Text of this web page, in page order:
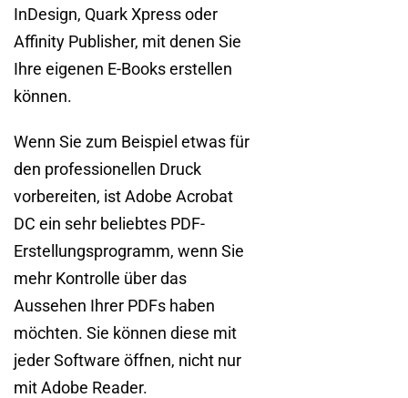
InDesign, Quark Xpress oder
Affinity Publisher, mit denen Sie
Ihre eigenen E-Books erstellen
können.
Wenn Sie zum Beispiel etwas für
den professionellen Druck
vorbereiten, ist Adobe Acrobat
DC ein sehr beliebtes PDF-
Erstellungsprogramm, wenn Sie
mehr Kontrolle über das
Aussehen Ihrer PDFs haben
möchten. Sie können diese mit
jeder Software öffnen, nicht nur
mit Adobe Reader.